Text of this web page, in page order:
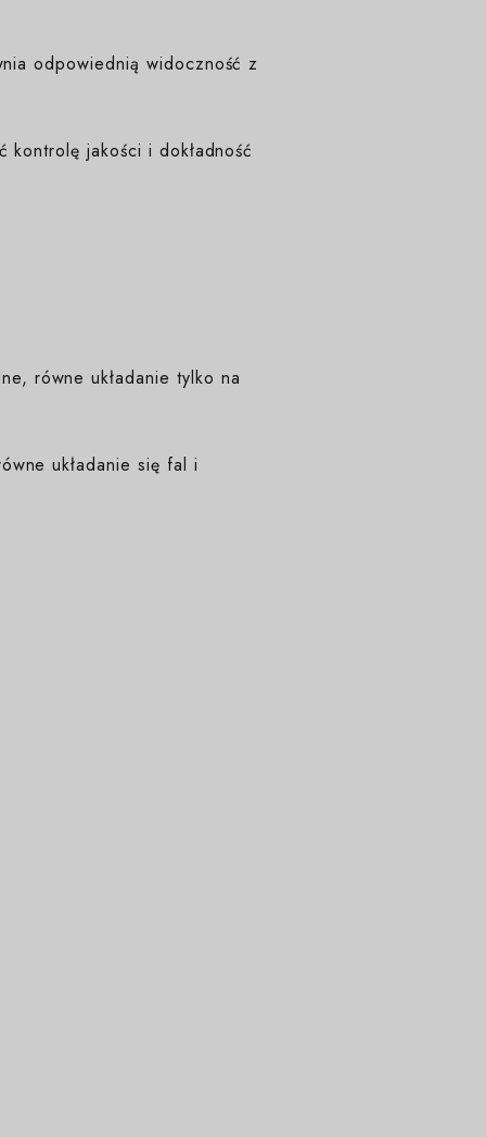
odpowiednią widoczność z
jakości i dokładność
równe układanie tylko na
układanie się fal i